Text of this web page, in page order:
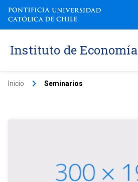
Instituto de Economía
Inicio keyboard_arrow_right Seminarios